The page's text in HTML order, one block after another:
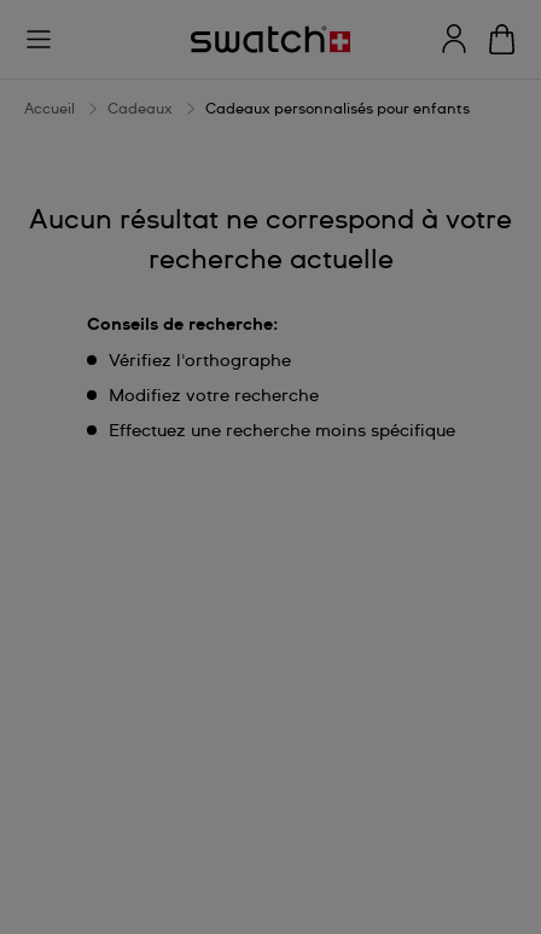
Cadeaux
personnalisés
pour
Accueil Cadeaux Cadeaux personnalisés pour enfants
Aucun résultat ne correspond à votre
recherche actuelle
Conseils de recherche:
Vérifiez l'orthographe
Modifiez votre recherche
Effectuez une recherche moins spécifique